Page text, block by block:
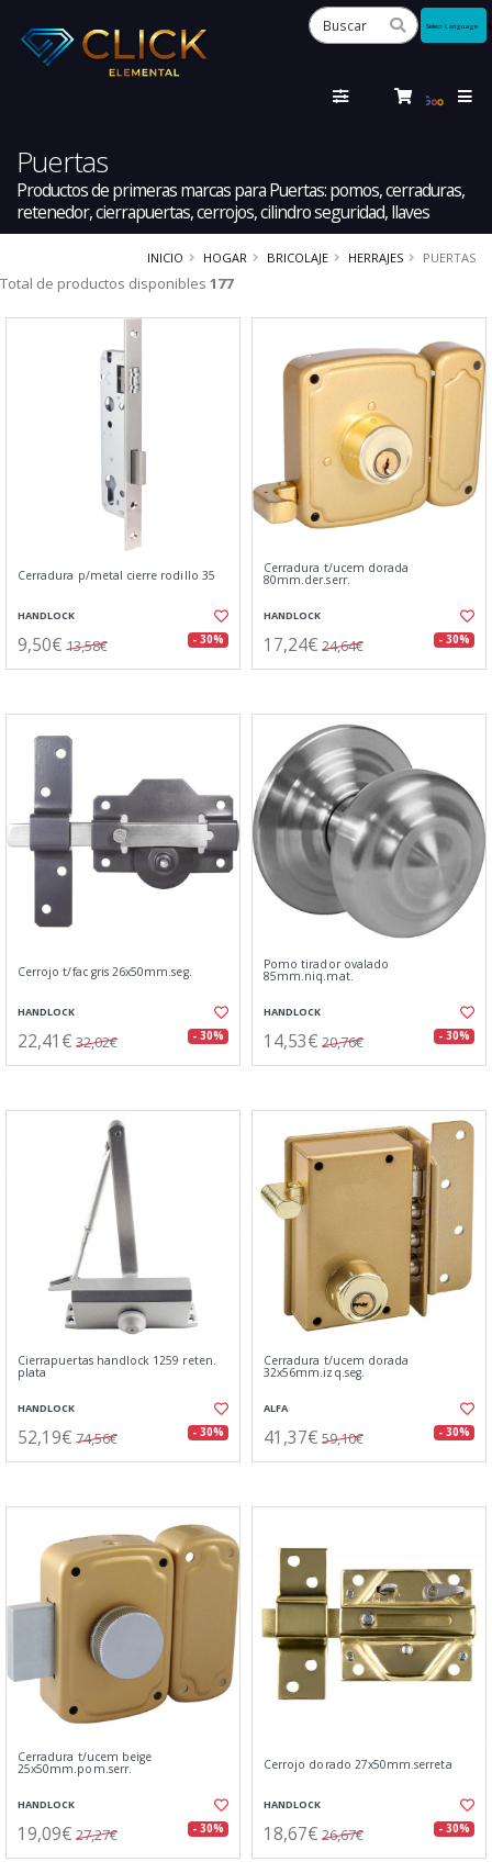
Puertas
Productos de primeras marcas para Puertas: pomos, cerraduras,
retenedor, cierrapuertas, cerrojos, cilindro seguridad, llaves
INICIO HOGAR BRICOLAJE HERRAJES PUERTAS
Total de productos disponibles 177
Cerradura p/metal cierre rodillo 35
HANDLOCK
9,50€ 13,58€ - 30%
Cerradura t/ucem dorada
80mm.der.serr.
HANDLOCK
17,24€ 24,64€ - 30%
Cerrojo t/fac gris 26x50mm.seg.
HANDLOCK
22,41€ 32,02€ - 30%
Pomo tirador ovalado
85mm.niq.mat.
HANDLOCK
14,53€ 20,76€ - 30%
Cierrapuertas handlock 1259 reten.
plata
HANDLOCK
52,19€ 74,56€ - 30%
Cerradura t/ucem dorada
32x56mm.izq.seg.
ALFA
41,37€ 59,10€ - 30%
Cerradura t/ucem beige
25x50mm.pom.serr.
HANDLOCK
19,09€ 27,27€ - 30%
Cerrojo dorado 27x50mm.serreta
HANDLOCK
18,67€ 26,67€ - 30%